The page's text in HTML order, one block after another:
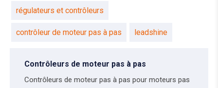
régulateurs et contrôleurs
contrôleur de moteur pas à pas leadshine
Contrôleurs de moteur pas à pas
Contrôleurs de moteur pas à pas pour moteurs pas